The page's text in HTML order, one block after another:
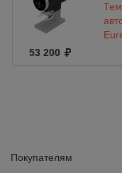
53 200
Покупателям